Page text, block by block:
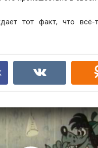
тот факт, что